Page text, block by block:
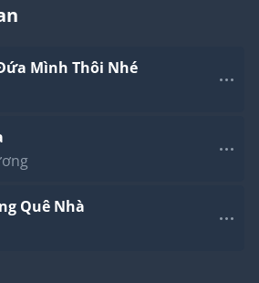
Mình Thôi Nhé
Quê Nhà